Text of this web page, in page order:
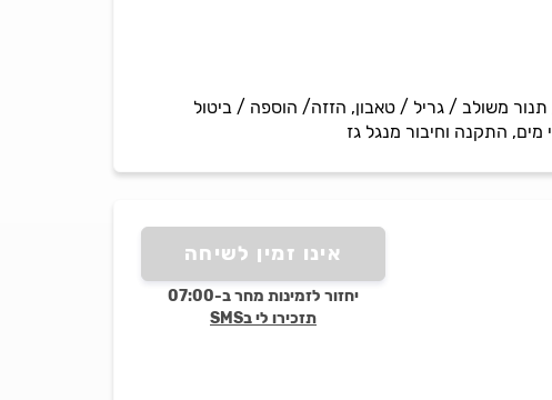
חיבור כיריים / תנור משולב / גריל / טאבון, הזזה/ הוספה / ביטול
התקנה וחיבור מנגל גז
אינו זמין לשיחה
יחזור לזמינות מחר ב-07:00
תזכירו לי בSMS